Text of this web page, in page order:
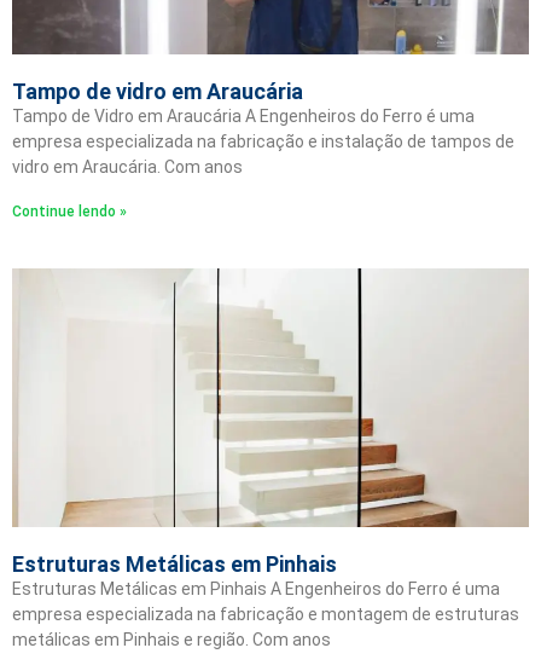
Tampo de vidro em Araucária
Tampo de Vidro em Araucária A Engenheiros do Ferro é uma
empresa especializada na fabricação e instalação de tampos de
vidro em Araucária. Com anos
Continue lendo »
Estruturas Metálicas em Pinhais
Estruturas Metálicas em Pinhais A Engenheiros do Ferro é uma
empresa especializada na fabricação e montagem de estruturas
metálicas em Pinhais e região. Com anos